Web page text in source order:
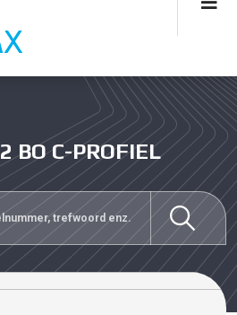
BO C-PROFIEL